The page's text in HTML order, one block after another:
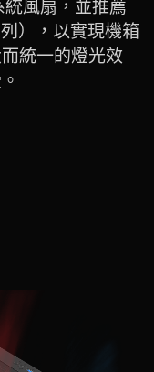
風扇，並推薦
），以實現機箱
統一的燈光效